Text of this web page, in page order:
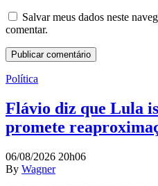
Salvar meus dados neste
comentar.
Política
Flávio diz que Lula
promete
06/08/2026 20h06
By Wagner